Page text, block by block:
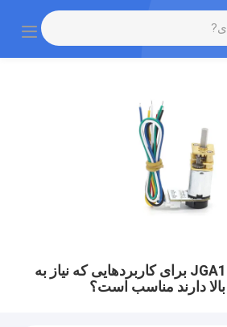
آیا موتور JGA12-N20B برای کاربردهایی که نیاز به
دارند مناسب است؟